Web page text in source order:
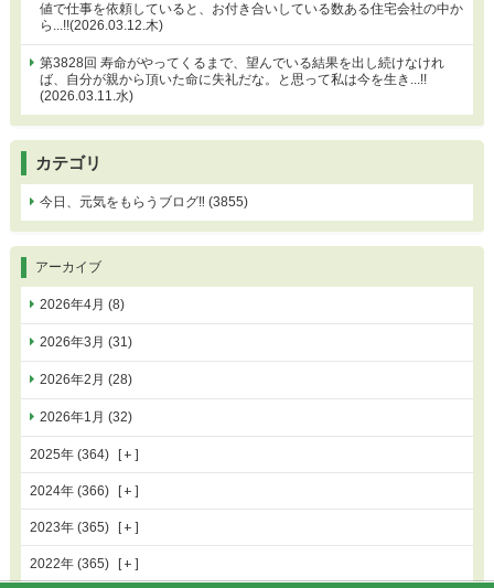
値で仕事を依頼していると、お付き合いしている数ある住宅会社の中か
ら...!!(2026.03.12.木)
第3828回 寿命がやってくるまで、望んでいる結果を出し続けなけれ
ば、自分が親から頂いた命に失礼だな。と思って私は今を生き...!!
(2026.03.11.水)
カテゴリ
今日、元気をもらうブログ‼ (3855)
アーカイブ
2026年4月 (8)
2026年3月 (31)
2026年2月 (28)
2026年1月 (32)
2025年 (364)
2024年 (366)
2023年 (365)
2022年 (365)